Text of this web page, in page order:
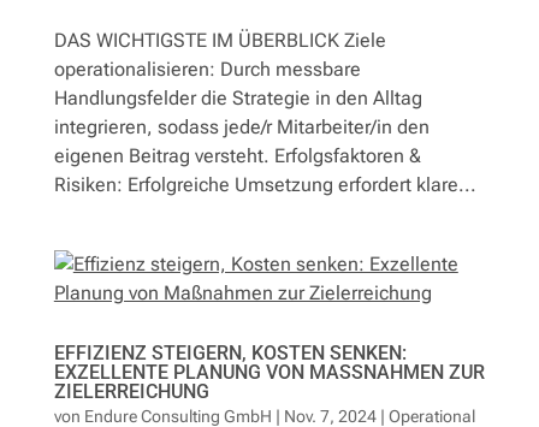
Kontakt
DAS WICHTIGSTE IM ÜBERBLICK Ziele
operationalisieren: Durch messbare
Handlungsfelder die Strategie in den Alltag
integrieren, sodass jede/r Mitarbeiter/in den
eigenen Beitrag versteht. Erfolgsfaktoren &
Risiken: Erfolgreiche Umsetzung erfordert klare...
EFFIZIENZ STEIGERN, KOSTEN SENKEN:
EXZELLENTE PLANUNG VON MASSNAHMEN ZUR Z
IELERREICHUNG
von Endure Consulting GmbH | Nov. 7, 2024| Operational